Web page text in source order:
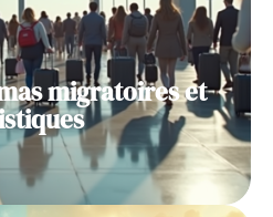
migratoires et